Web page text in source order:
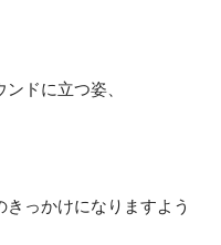
ドに立つ姿、
っかけになりますよう